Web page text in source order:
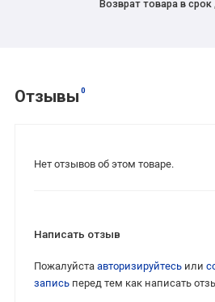
Возврат товара в
Отзывы 0
Нет отзывов об этом товаре.
Написать отзыв
Пожалуйста авторизируйтесьили
записьперед тем как написать